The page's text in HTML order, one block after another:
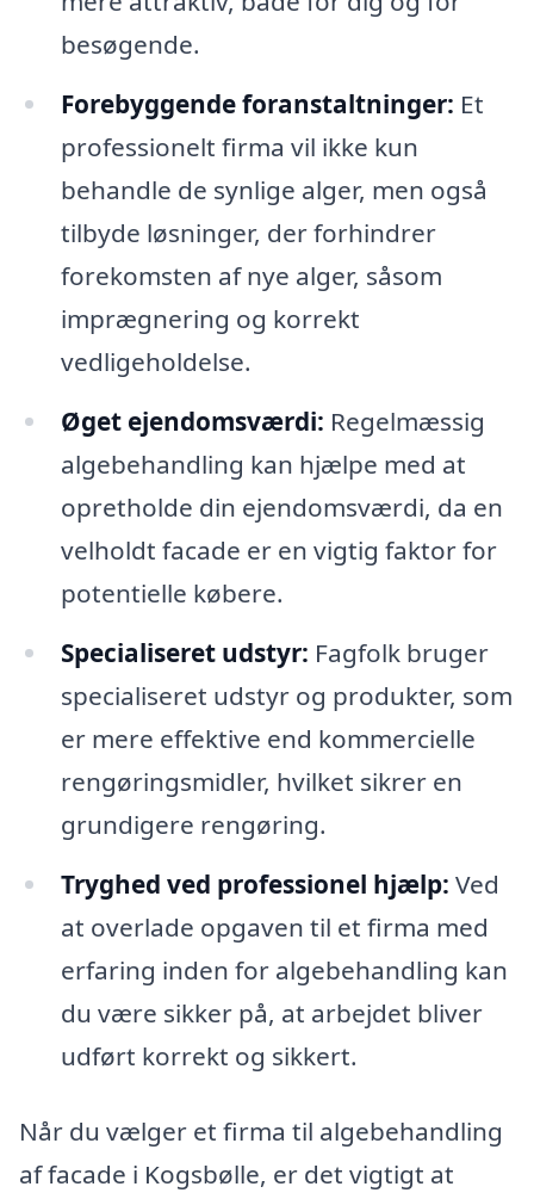
besøgende.
Forebyggende foranstaltninger: Et
professionelt firma vil ikke kun
behandle de synlige alger, men også
tilbyde løsninger, der forhindrer
forekomsten af nye alger, såsom
imprægnering og korrekt
vedligeholdelse.
Øget ejendomsværdi: Regelmæssig
algebehandling kan hjælpe med at
opretholde din ejendomsværdi, da en
velholdt facade er en vigtig faktor for
potentielle købere.
Specialiseret udstyr: Fagfolk bruger
specialiseret udstyr og produkter, som
er mere effektive end kommercielle
rengøringsmidler, hvilket sikrer en
grundigere rengøring.
Tryghed ved professionel hjælp: Ved
at overlade opgaven til et firma med
erfaring inden for algebehandling kan
du være sikker på, at arbejdet bliver
udført korrekt og sikkert.
Når du vælger et firma til algebehandling
af facade i Kogsbølle, er det vigtigt at